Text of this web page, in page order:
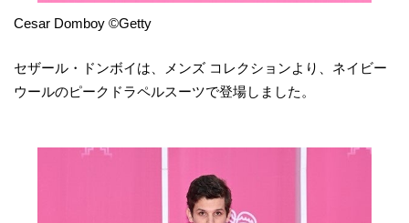
Cesar Domboy ©Getty
セザール・ドンボイは、メンズ コレクションより、ネイビー
ウールのピークドラペルスーツで登場しました。